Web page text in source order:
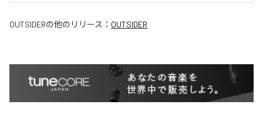
OUTSIDERの他のリリース： OUTSIDER